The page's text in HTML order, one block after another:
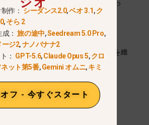
うなものだ。
. .促すことによっ
ァレンスID #12345
大きく変化しても、同じ顔の構造を維
：新しい「画
テンプレート
制作：シーダンス2.0,ベオ 3.1,ク
,そら 2
成：旅の途中,Seedream 5.0 Pro,
ージ2,ナノバナナ2
： GPT-5.6,Claude Opus 5,クロ
ット第5番,Gemini オムニ,キミ
フ - 今すぐスタート